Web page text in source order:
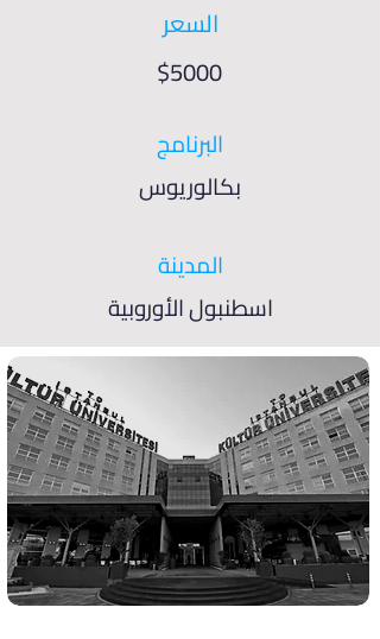
السعر
$5000
البرنامج
بكالوريوس
المدينة
اسطنبول الأوروبية